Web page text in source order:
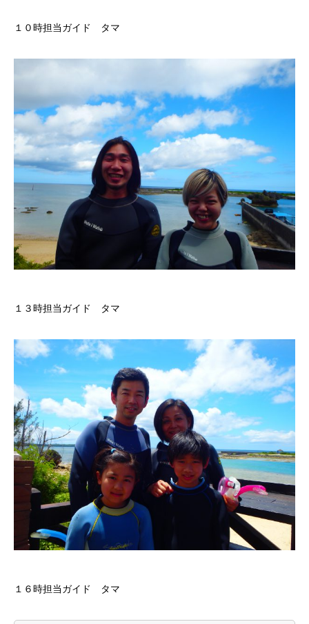
１０時担当ガイド タマ
１３時担当ガイド タマ
１６時担当ガイド タマ